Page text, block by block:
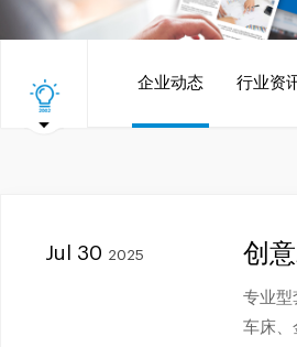
企业动态 行业资
Jul 30 2025 创
专业型
车床、